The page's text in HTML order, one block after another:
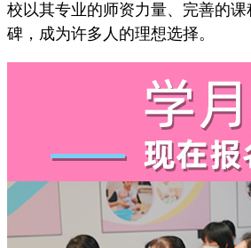
校以其专业的师资力量、完善的课
碑，成为许多人的理想选择。